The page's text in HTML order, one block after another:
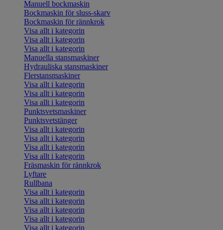
Manuell bockmaskin
Bockmaskin för sluss-skarv
Bockmaskin för rännkrok
Visa allt i kategorin
Visa allt i kategorin
Visa allt i kategorin
Manuella stansmaskiner
Hydrauliska stansmaskiner
Flerstansmaskiner
Visa allt i kategorin
Visa allt i kategorin
Visa allt i kategorin
Punktsvetsmaskiner
Punktsvetstänger
Visa allt i kategorin
Visa allt i kategorin
Visa allt i kategorin
Visa allt i kategorin
Fräsmaskin för rännkrok
Lyftare
Rullbana
Visa allt i kategorin
Visa allt i kategorin
Visa allt i kategorin
Visa allt i kategorin
Visa allt i kategorin